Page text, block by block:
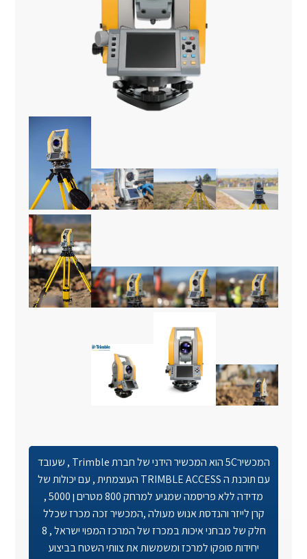
המכשיר5C הוא המכשיר הידני של חברת Trimble , שעובד
עם תוכנת ה TRIMBLE ACCESS העוצמתית , עם יכולות של
מדידה ללא פריסמה שמגיע למרחק 800 מטרים ן 5000 ,
קרן לייזר והנדסת אנוש מעולה ,המכשיר זכה מכרז שכלל
חלק של מבחני איכות במכרז של המרכז המפוי ישראל , 8
יחידות סופקו למרכז ומשמשות את צוותי השטח בביצוע